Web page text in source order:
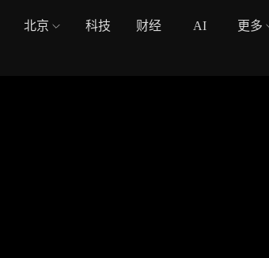
北京 科技 财经 AI 更多